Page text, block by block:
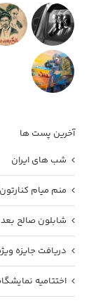
آخرین پست ها
شب های ایران
منم میام
شابلون صالح
دریافت جایزه
اختتامیه